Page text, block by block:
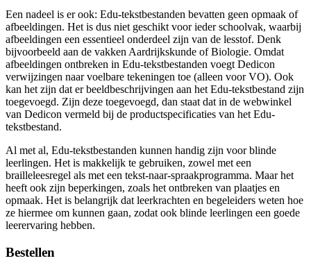
Een nadeel is er ook: Edu-tekstbestanden bevatten geen opmaak of
afbeeldingen. Het is dus niet geschikt voor ieder schoolvak, waarbij
afbeeldingen een essentieel onderdeel zijn van de lesstof. Denk
bijvoorbeeld aan de vakken Aardrijkskunde of Biologie. Omdat
afbeeldingen ontbreken in Edu-tekstbestanden voegt Dedicon
verwijzingen naar voelbare tekeningen toe (alleen voor VO). Ook
kan het zijn dat er beeldbeschrijvingen aan het Edu-tekstbestand zijn
toegevoegd. Zijn deze toegevoegd, dan staat dat in de webwinkel
van Dedicon vermeld bij de productspecificaties van het Edu-
tekstbestand.
Al met al, Edu-tekstbestanden kunnen handig zijn voor blinde
leerlingen. Het is makkelijk te gebruiken, zowel met een
brailleleesregel als met een tekst-naar-spraakprogramma. Maar het
heeft ook zijn beperkingen, zoals het ontbreken van plaatjes en
opmaak. Het is belangrijk dat leerkrachten en begeleiders weten hoe
ze hiermee om kunnen gaan, zodat ook blinde leerlingen een goede
leerervaring hebben.
Bestellen